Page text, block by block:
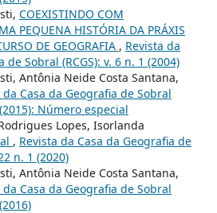
COEXISTINDO COM
PEQUENA HISTÓRIA DA PRÁXIS
DE GEOGRAFIA , Revista da
de Sobral (RCGS): v. 6 n. 1 (2004)
Antônia Neide Costa Santana,
da Casa da Geografia de Sobral
Número especial
Lopes, Isorlanda
, Revista da Casa da Geografia de
n. 1 (2020)
Antônia Neide Costa Santana,
da Casa da Geografia de Sobral